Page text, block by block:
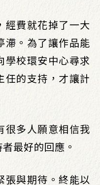
經費就花掉了一大
滯。為了讓作品能
學校環安中心尋求
任的支持，才讓計
很多人願意相信我
最好的回應。
張與期待。終能以